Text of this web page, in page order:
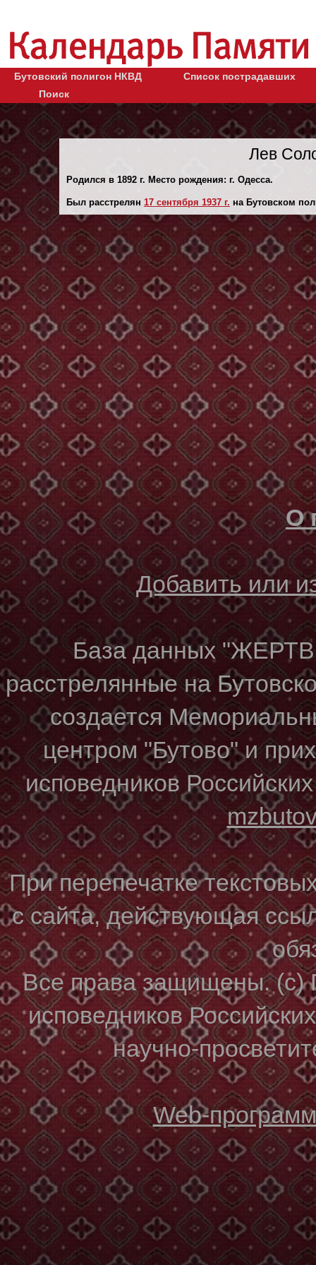
Бутовский полигон НКВД
Список пострадавших
Поиск
Лев
Родился в 1892 г. Место рождения: г. Одесса.
Был расстрелян 17 сентября 1937 г. на Бутовском
О
Добавить или
База данных
расстрелянные на
создается
центром "Бутово" и
исповедников
При перепечатке
с сайта, действующая
Все права защищены. (с)
исповедников
научно-
Web-